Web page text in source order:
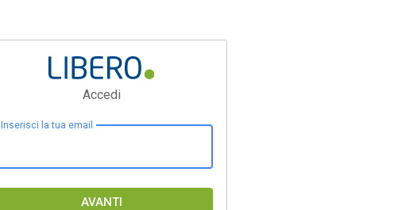
Accedi
Inserisci la tua email
AVANTI